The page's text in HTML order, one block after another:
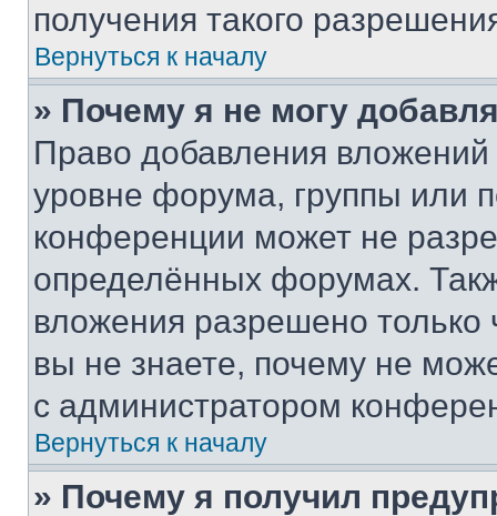
получения такого
Вернуться к началу
» Почему я не могу
Право добавления
уровне форума, группы или
конференции может не
определённых форумах.
вложения разрешено
вы не знаете, почему не
с администратором
Вернуться к началу
» Почему я получил